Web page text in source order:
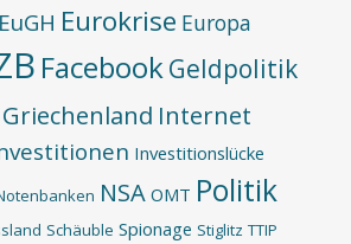
EuGH Eurokrise Europa
FacebookGeldpolitik
Griechenland Internet
Investitionslücke
NSA OMT Politik
Schäuble Spionage Stiglitz TTIP